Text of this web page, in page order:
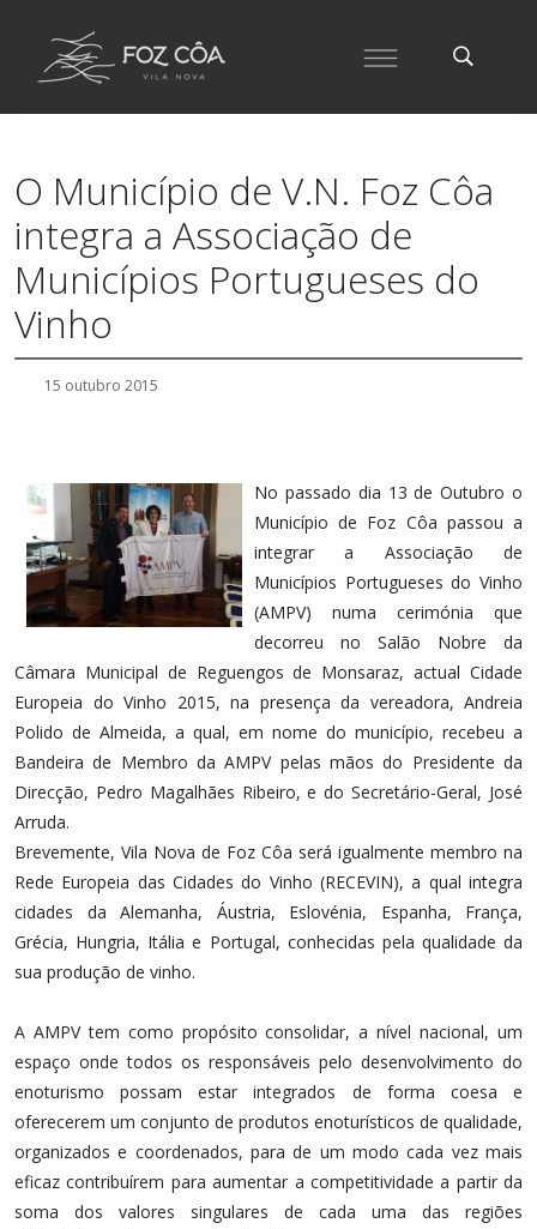
O Município de V.N. Foz Côa
integra a Associação de
Municípios Portugueses do
Vinho
15 outubro 2015
No passado dia 13 de Outubro o
Município de Foz Côa passou a
integrar a Associação de
Municípios Portugueses do Vinho
(AMPV) numa cerimónia que
decorreu no Salão Nobre da
Câmara Municipal de Reguengos de Monsaraz, actual Cidade
Europeia do Vinho 2015, na presença da vereadora, Andreia
Polido de Almeida, a qual, em nome do município, recebeu a
Bandeira de Membro da AMPV pelas mãos do Presidente da
Direcção, Pedro Magalhães Ribeiro, e do Secretário-Geral, José
Arruda.
Brevemente, Vila Nova de Foz Côa será igualmente membro na
Rede Europeia das Cidades do Vinho (RECEVIN), a qual integra
cidades da Alemanha, Áustria, Eslovénia, Espanha, França,
Grécia, Hungria, Itália e Portugal, conhecidas pela qualidade da
sua produção de vinho.
A AMPV tem como propósito consolidar, a nível nacional, um
espaço onde todos os responsáveis pelo desenvolvimento do
enoturismo possam estar integrados de forma coesa e
oferecerem um conjunto de produtos enoturísticos de qualidade,
organizados e coordenados, para de um modo cada vez mais
eficaz contribuírem para aumentar a competitividade a partir da
soma dos valores singulares de cada uma das regiões